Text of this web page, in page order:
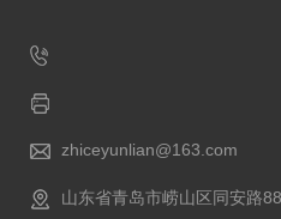
zhiceyunlian@163.com
山东省青岛市崂山区同安路